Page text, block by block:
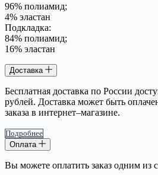
96% полиамид;
4% эластан
Подкладка:
84% полиамид;
16% эластан
Доставка
Бесплатная доставка по России
рублей. Доставка может быть
заказа в интернет–магазине.
Подробнее
Оплата
Вы можете оплатить заказ одним из